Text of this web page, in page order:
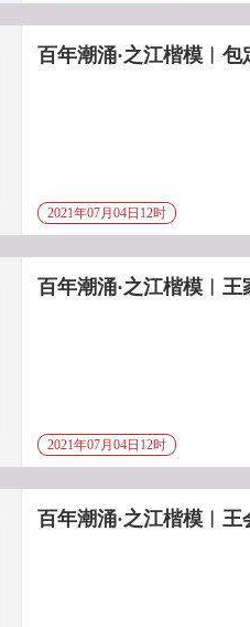
百年潮涌·之江楷模︱
2021年07月04日12时
百年潮涌·之江楷模︱
2021年07月04日12时
百年潮涌·之江楷模︱